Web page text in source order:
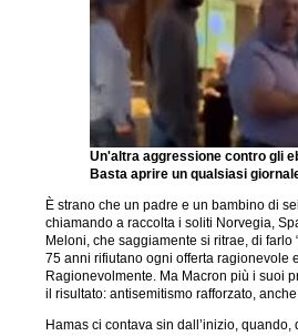
Un'altra aggressione contro gli
Basta aprire un qualsiasi
È strano che un padre e un bambino di
chiamando a raccolta i soliti Norvegia,
Meloni, che saggiamente si ritrae, di
75 anni rifiutano ogni offerta ragionevole
Ragionevolmente. Ma Macron più i suoi
il risultato: antisemitismo rafforzato,
Hamas ci contava sin dall’inizio,